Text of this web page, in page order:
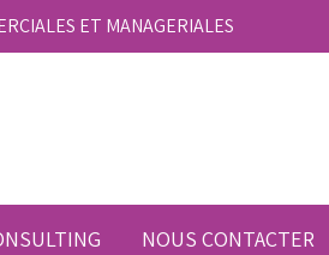
ET MANAGERIALES
NOUS CONTACTER